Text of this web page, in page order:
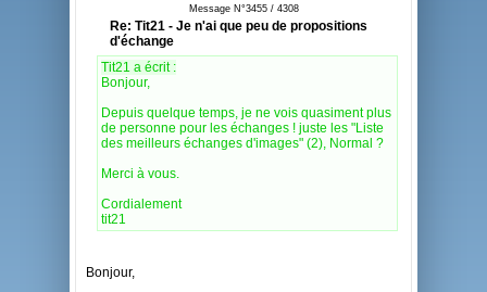
Message N°3455 / 4308
Re: Tit21 - Je n'ai que peu de propositions
d'échange
Tit21 a écrit :
Bonjour,
Depuis quelque temps, je ne vois quasiment plus
de personne pour les échanges ! juste les "Liste
des meilleurs échanges d'images" (2), Normal ?
Merci à vous.
Cordialement
tit21
Bonjour,